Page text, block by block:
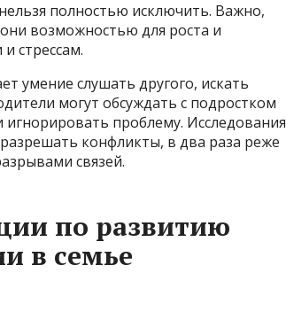
полностью исключить. Важно,
они возможностью для роста и
стрессам.
умение слушать другого, искать
могут обсуждать с подростком
проблему. Исследования
конфликты, в два раза реже
связей.
по развитию
в семье